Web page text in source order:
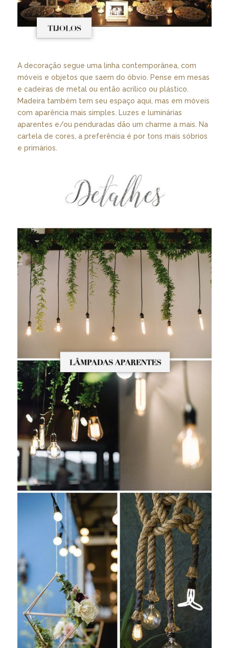
A decoração segue uma linha contemporânea, com
móveis e objetos que saem do óbvio. Pense em mesas
e cadeiras de metal ou então acrílico ou plástico.
Madeira também tem seu espaço aqui, mas em móveis
com aparência mais simples. Luzes e luminárias
aparentes e/ou penduradas dão um charme a mais. Na
cartela de cores, a preferência é por tons mais sóbrios
e primários.